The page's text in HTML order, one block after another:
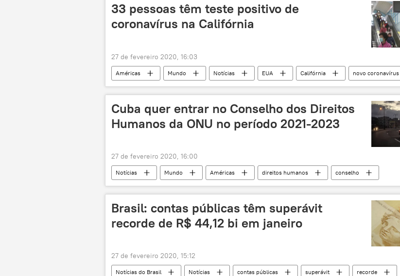
33 pessoas têm teste positivo de
coronavírus na Califórnia
27 de fevereiro 2020, 16:03
Américas Mundo Notícias EUA Califórnia
novo coronavírus
epidemia
Cuba quer entrar no Conselho dos Direitos
Humanos da ONU no período 2021-2023
27 de fevereiro 2020, 16:00
Notícias Mundo Américas direitos humanos
conselho
socialismo
Granma partido Miguel Díaz Canel ONU Cuba
Brasil: contas públicas têm superávit
recorde de R$ 44,12 bi em janeiro
27 de fevereiro 2020, 15:12
Notícias do Brasil Notícias contas públicas superávit recorde